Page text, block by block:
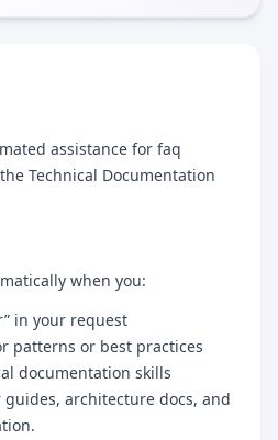
assistance for faq
Technical Documentation
when you:
in your request
patterns or best practices
documentation skills
architecture docs, and